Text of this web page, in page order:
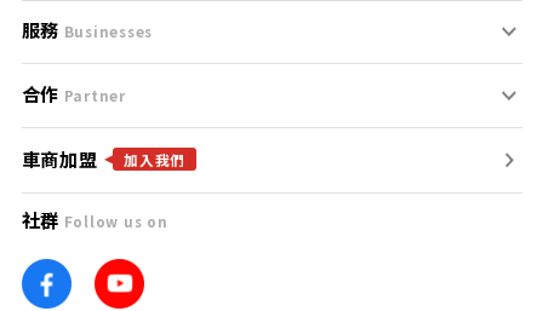
服務條款
免責聲明
隱私權政策
團隊
車訊網
支援中心
聯絡我們
服務 Businesses
什麼是Goo鑑定？
找好車
找好店
找海外車
合作 Partner
合作夥伴
廣告合作
車商加盟 加入我們
社群 Follow us on